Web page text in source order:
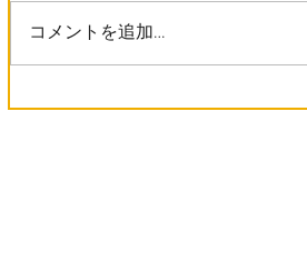
コメントを追加…